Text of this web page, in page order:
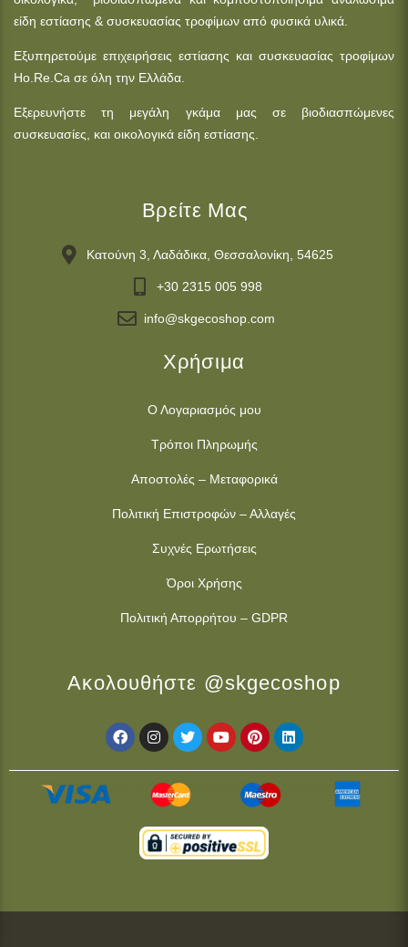
είδη εστίασης & συσκευασίας τροφίμων από φυσικά υλικά.
Εξυπηρετούμε επιχειρήσεις εστίασης και συσκευασίας τροφίμων
Ho.Re.Ca σε όλη την Ελλάδα.
Εξερευνήστε τη μεγάλη γκάμα μας σε βιοδιασπώμενες
συσκευασίες, και οικολογικά είδη εστίασης.
Βρείτε Μας
Κατούνη 3, Λαδάδικα, Θεσσαλονίκη, 54625
+30 2315 005 998
info@skgecoshop.com
Χρήσιμα
Ο Λογαριασμός μου
Τρόποι Πληρωμής
Αποστολές – Μεταφορικά
Πολιτική Επιστροφών – Αλλαγές
Συχνές Ερωτήσεις
Όροι Χρήσης
Πολιτική Απορρήτου – GDPR
Ακολουθήστε @skgecoshop